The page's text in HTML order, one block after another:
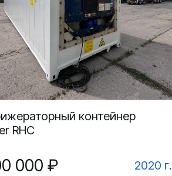
контейнер
RHC
000 ₽ 2020 г.